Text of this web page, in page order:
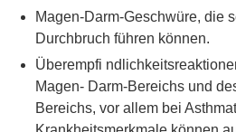
Magen-Darm-Geschwüre, die
Durchbruch führen können.
Überempfi
Magen- Darm-Bereichs und
Bereichs, vor allem bei